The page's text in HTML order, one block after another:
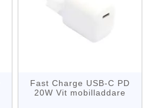
Fast Charge USB-C PD
20W Vit mobilladdare